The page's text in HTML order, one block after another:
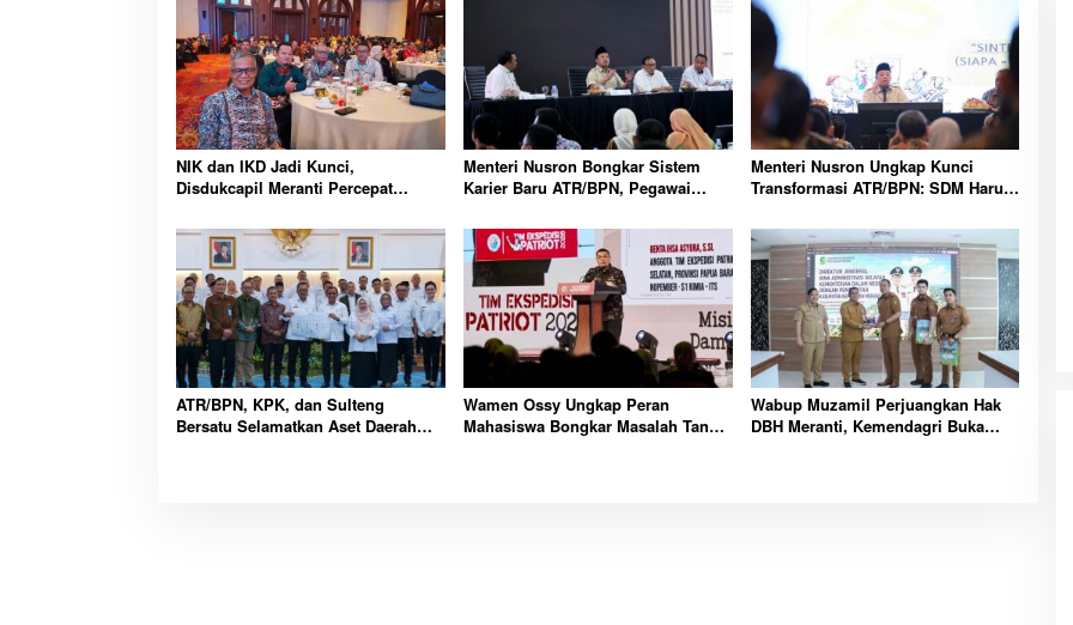
NIK dan IKD Jadi Kunci,
Disdukcapil Meranti Percepat
Menteri Nusron Bongkar Sistem
Karier Baru ATR/BPN, Pegawai
Menteri Nusron Ungkap Kunci
Transformasi ATR/BPN: SDM Harus
ATR/BPN, KPK, dan Sulteng
Bersatu Selamatkan Aset Daerah
Wamen Ossy Ungkap Peran
Mahasiswa Bongkar Masalah Tanah
Wabup Muzamil Perjuangkan Hak
DBH Meranti, Kemendagri Buka